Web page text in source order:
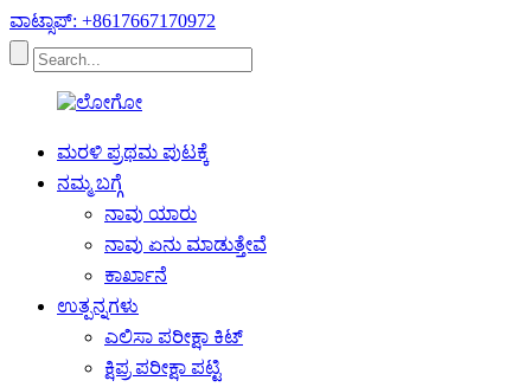
ವಾಟ್ಸಾಪ್: +8617667170972
ಮರಳಿ ಪ್ರಥಮ ಪುಟಕ್ಕೆ
ನಮ್ಮ ಬಗ್ಗೆ
ನಾವು ಯಾರು
ನಾವು ಏನು ಮಾಡುತ್ತೇವೆ
ಕಾರ್ಖಾನೆ
ಉತ್ಪನ್ನಗಳು
ಎಲಿಸಾ ಪರೀಕ್ಷಾ ಕಿಟ್
ಕ್ಷಿಪ್ರ ಪರೀಕ್ಷಾ ಪಟ್ಟಿ